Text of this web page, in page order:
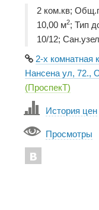
2 ком.кв;
10,00 м2; Тип
10/12;
2-х комнатная
Нансена ул, 72.,
(ПроспекТ)
История цен
Просмотры